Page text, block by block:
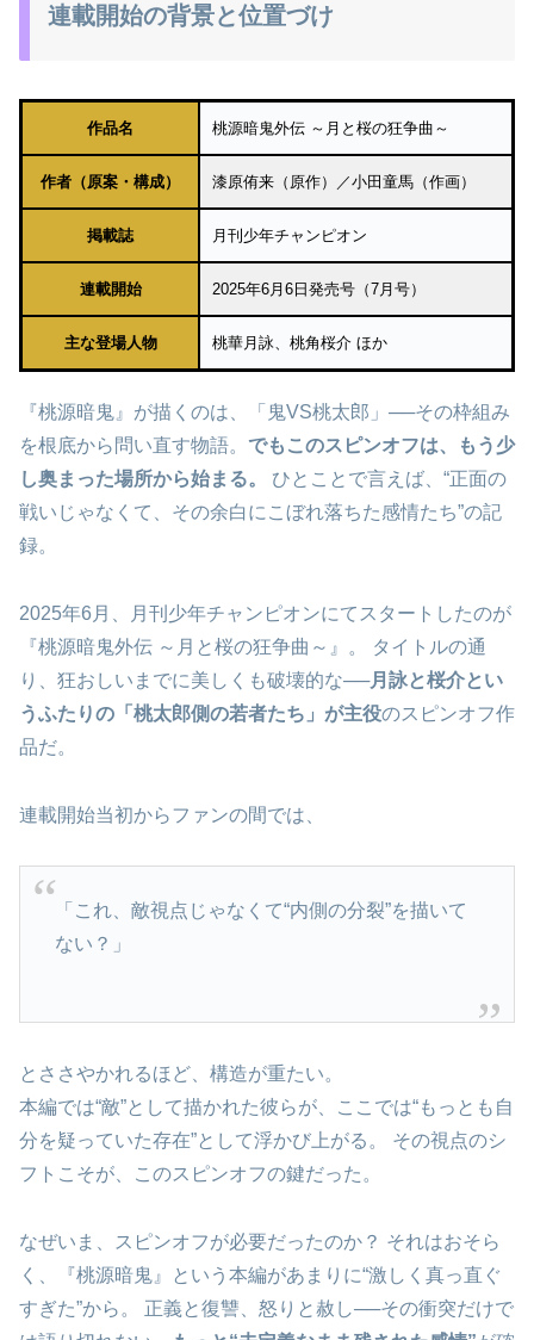
連載開始の背景と位置づけ
作品名 桃源暗鬼外伝 ～月と桜の狂争曲～
作者（原案・構成） 漆原侑来（原作）／小田童馬（作画）
掲載誌 月刊少年チャンピオン
連載開始 2025年6月6日発売号（7月号）
主な登場人物 桃華月詠、桃角桜介 ほか
『桃源暗鬼』が描くのは、「鬼VS桃太郎」──その枠組み
を根底から問い直す物語。 でもこのスピンオフは、もう少
し奥まった場所から始まる。
ひとことで言えば、“正面の
戦いじゃなくて、その余白にこぼれ落ちた感情たち”の記
録。
2025年6月、月刊少年チャンピオンにてスタートしたのが
『桃源暗鬼外伝 ～月と桜の狂争曲～』。 タイトルの通
り、狂おしいまでに美しくも破壊的な──月詠と桜介とい
うふたりの「桃太郎側の若者たち」が主役のスピンオフ作
品だ。
連載開始当初からファンの間では、
「これ、敵視点じゃなくて“内側の分裂”を描いて
ない？」
とささやかれるほど、構造が重たい。
本編では“敵”として描かれた彼らが、ここでは“もっとも自
分を疑っていた存在”として浮かび上がる。 その視点のシ
フトこそが、このスピンオフの鍵だった。
なぜいま、スピンオフが必要だったのか？ それはおそら
く、『桃源暗鬼』という本編があまりに“激しく真っ直ぐ
すぎた”から。 正義と復讐、怒りと赦し──その衝突だけで